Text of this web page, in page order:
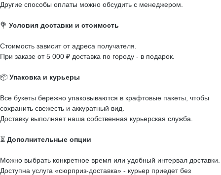
Другие способы оплаты можно обсудить с менеджером.
💐 Условия доставки и стоимость
Стоимость зависит от адреса получателя.
При заказе от 5 000 ₽ доставка по городу - в подарок.
📦 Упаковка и курьеры
Все букеты бережно упаковываются в крафтовые пакеты, чтобы
сохранить свежесть и аккуратный вид.
Доставку выполняет наша собственная курьерская служба.
⏳ Дополнительные опции
Можно выбрать конкретное время или удобный интервал доставки.
Доступна услуга «сюрприз-доставка» - курьер приедет без